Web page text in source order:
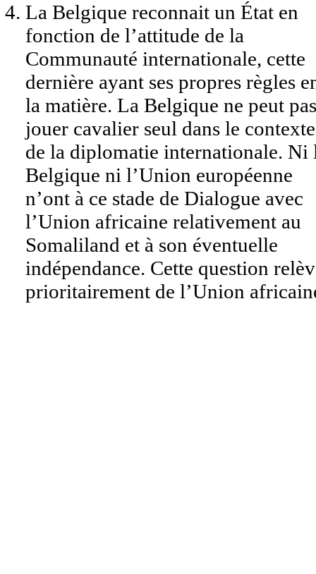
La Belgique reconnait un État en
fonction de l’attitude de la
Communauté internationale, cette
dernière ayant ses propres règles
la matière. La Belgique ne peut pas
jouer cavalier seul dans le contexte
de la diplomatie internationale. Ni
Belgique ni l’Union européenne
n’ont à ce stade de Dialogue avec
l’Union africaine relativement au
Somaliland et à son éventuelle
indépendance. Cette question
prioritairement de l’Union